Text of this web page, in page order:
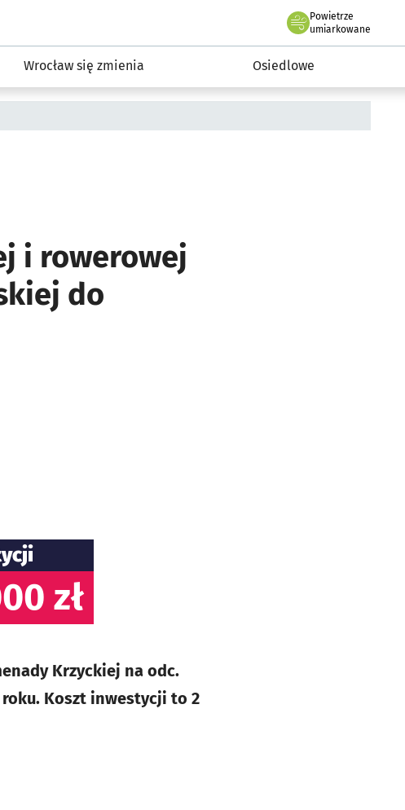
#InwestycjeWRO - miejskie inwestycje 2019-2032
Powietrze
we Wrocławiu
umiarkowane
Wrocław się zmienia Osiedlowe
i rowerowej
do
zł
Krzyckiej na odc.
Koszt inwestycji to 2